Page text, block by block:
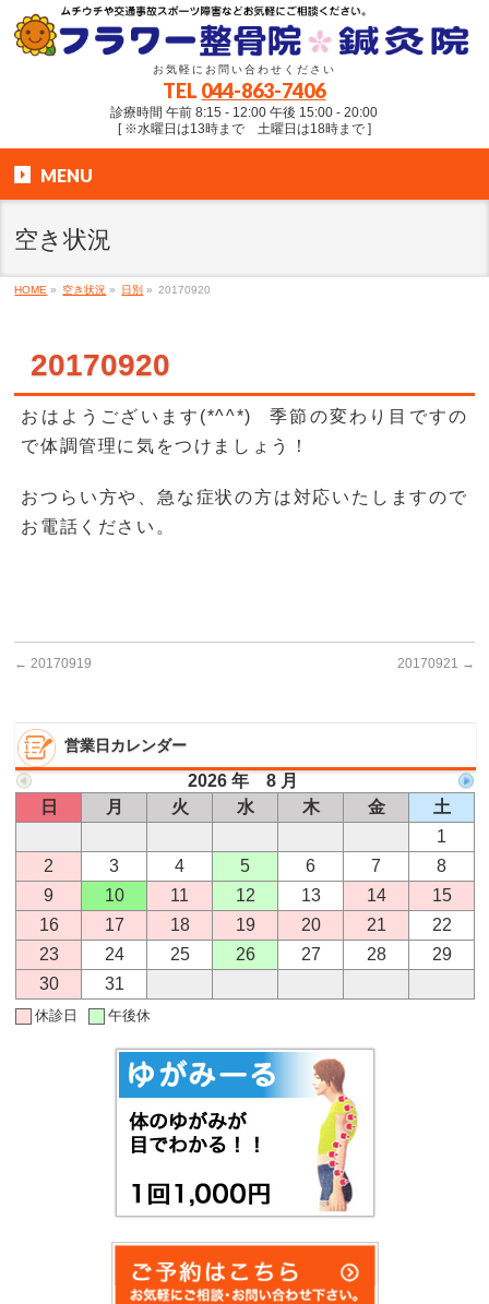
お気軽にお問い合わせください
TEL 044-863-7406
診療時間 午前 8:15 - 12:00 午後 15:00 - 20:00
[ ※水曜日は13時まで 土曜日は18時まで ]
MENU
空き状況
HOME » 空き状況 » 日別 » 20170920
20170920
おはようございます(*^^*) 季節の変わり目ですの
で体調管理に気をつけましょう！
おつらい方や、急な症状の方は対応いたしますので
お電話ください。
← 20170919 20170921 →
営業日カレンダー
2026 年 8 月
日
月 火 水 木 金
土
1
2
3 4 5 6 7
8
9
10 11 12 13 14
15
16
17 18 19 20 21
22
23
24 25 26 27 28
29
30
31
休診日 午後休